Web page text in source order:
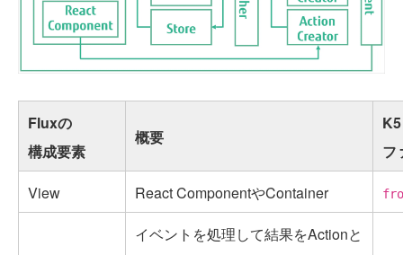
Fluxの
構成要素
概要
フ
View
React ComponentやContainer
イベントを処理して結果をActionと